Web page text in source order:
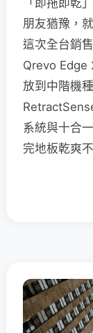
朋友猶豫，
這次全台銷
Qrevo Edge
放到中階機
系統與十合
完地板乾爽